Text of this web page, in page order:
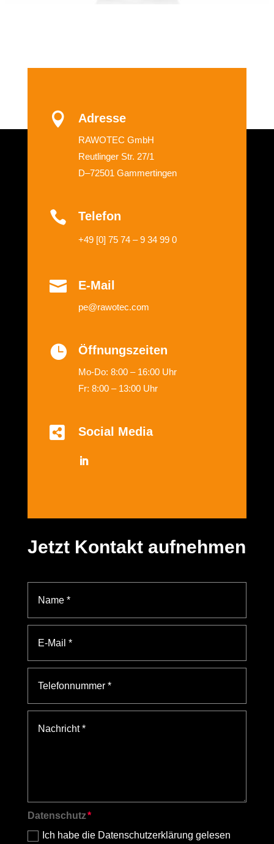
 Adresse
RAWOTEC GmbH
Reutlinger Str. 27/1
D–72501 Gammertingen
 Telefon
+49 [0] 75 74 – 9 34 99 0
 E-Mail
pe@rawotec.com
 Öffnungszeiten
Mo-Do: 8:00 – 16:00 Uhr
Fr: 8:00 – 13:00 Uhr
 Social Media
Jetzt Kontakt aufnehmen
Datenschutz
Ich habe die Datenschutzerklärung gelesen